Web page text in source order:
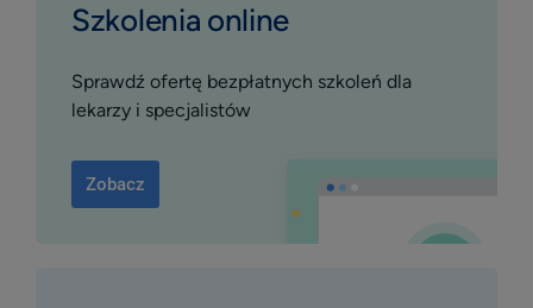
Szkolenia online
Sprawdź ofertę bezpłatnych szkoleń dla
lekarzy i specjalistów
Zobacz